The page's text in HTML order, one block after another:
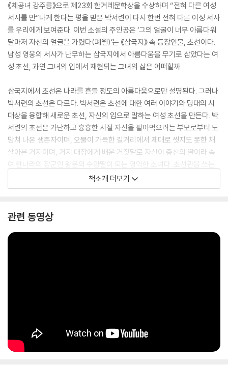
《체공녀 강주룡》으로 제23회 한겨레문학상을 수상하며 “전혀 다른 여성
서사를 만”나게 한다는 평을 받은 박서련이 다시 한번 전혀 다른 여성 서사
를 우리에게 보여준다. 이번 소설의 주인공은 ‘그의 얼굴이 너무 아름다워
달마저 자신의 얼굴을 가렸다(폐월)’는 《삼국지》 속 등장인물, 초선이다.
남성 영웅의 서사가 난무하는 삼국지에서 아름다움을 무기로 삼았다는 여
성 초선, 과연 그녀의 입에서 재현되는 그녀의 삶은 어떠할까.
삼국지에서 초선은 나라를 흔들 정도의 아름다움으로만 설명된다. 그러나
박서련의 초선은 다르다. 박서련은 초선에 대한 여러 이야기와 당대의 시
대상을 융합해 새로운 초선, 자신의 입으로 말하는 여성 초선을 만든다. 박
서련의 초선은 가난하고 흉흉한 시절 자신을 팔아먹으려는 부모로부터 도
망쳐 나온 생존자이며, 오물이 가득한 길거리에서 제대로 씻지도 못한 채
살아본 거지이며, 거지 대장에게 배운 거짓말로 자신이 충신의 딸이라 속
여 한나라의 장군인 왕윤의 수양딸이 되는 영악한 소녀다. 초선관을 쓰는
관직으로 나아가고자 해 스스로 ‘초선’으로 이름 지은 그녀는 누구보다 적
극적으로 욕망하며, 욕망을 위해 자신의 지력과 위치, 미와 추를 모두 이용
의 진실을 말한다면 어떻게 될까? 세계는 터져버릴 것이다.” 박서련의 《폐
책소개 더보기
관련 동영상